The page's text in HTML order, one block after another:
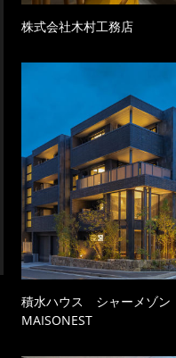
株式会社木村工務店
積水ハウス シャーメゾン
MAISONEST